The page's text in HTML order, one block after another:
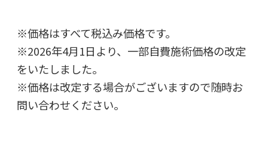
※価格はすべて税込み価格です。
※2026年4月1日より、一部自費施術価格の改定
をいたしました。
※価格は改定する場合がございますので随時お
問い合わせください。